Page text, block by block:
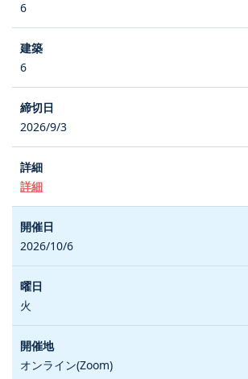
6
6
2026/9/3
詳細
2026/10/6
火
オンライン(Zoom)